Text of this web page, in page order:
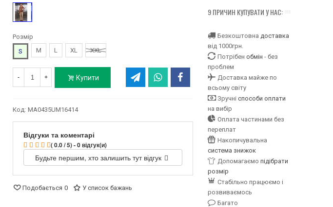
Бежевий
Розмір
S
M L XL XXL
- + Купити
Код: MA0435UM16414
Відгуки та коментарі
( 0.0 / 5) - 0 відгук(и)
Будьте першим, хто залишить тут відгук
Подобається 0 У список бажань
9 ПРИЧИН КУПУВАТИ У НАС:
Безкоштовна доставка
від 1000грн.
Потрібен обмін - без
проблем
Доставка майже по
всьому світу
Зручні способи оплати
на вибір
Оплата частинами без
переплат
Накопичувальна
система знижок
Допомагаємо підібрати
розмір
Стабільно працюємо і
розвиваємось
Багато